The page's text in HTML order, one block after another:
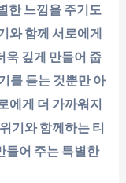
한 느낌을 주기도
와 함께 서로에게
욱 깊게 만들어 줍
를 듣는 것뿐만 아
에게 더 가까워지
기와 함께하는 티
들어 주는 특별한